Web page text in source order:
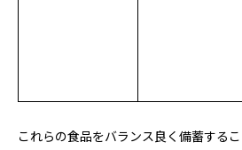
これらの食品をバランス良く備蓄するこ